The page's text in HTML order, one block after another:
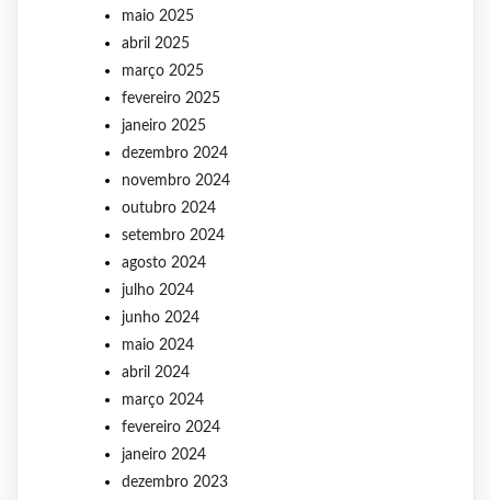
maio 2025
abril 2025
março 2025
fevereiro 2025
janeiro 2025
dezembro 2024
novembro 2024
outubro 2024
setembro 2024
agosto 2024
julho 2024
junho 2024
maio 2024
abril 2024
março 2024
fevereiro 2024
janeiro 2024
dezembro 2023